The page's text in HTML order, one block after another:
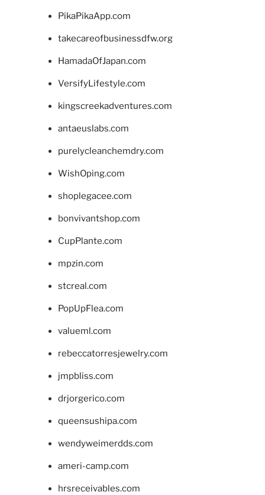
PikaPikaApp.com
takecareofbusinessdfw.org
HamadaOfJapan.com
VersifyLifestyle.com
kingscreekadventures.com
antaeuslabs.com
purelycleanchemdry.com
WishOping.com
shoplegacee.com
bonvivantshop.com
CupPlante.com
mpzin.com
stcreal.com
PopUpFlea.com
valueml.com
rebeccatorresjewelry.com
jmpbliss.com
drjorgerico.com
queensushipa.com
wendyweimerdds.com
ameri-camp.com
hrsreceivables.com